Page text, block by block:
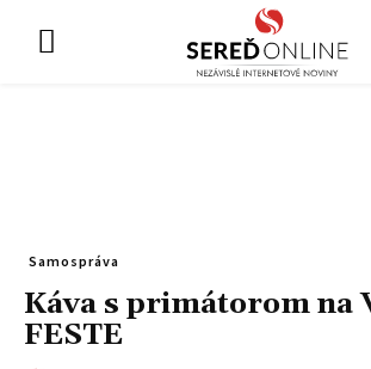
Samospráva
Káva s primátorom na
FESTE